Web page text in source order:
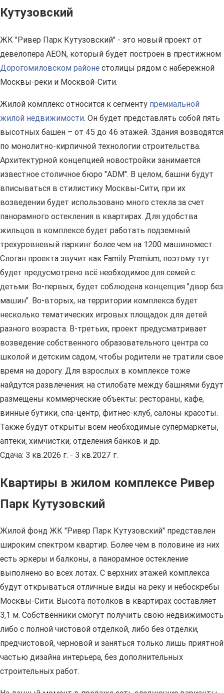
Кутузовский
ЖК "Ривер Парк Кутузовский" - это новый проект от
девелопера AEON, который будет построен в престижном
Дорогомиловском районе столицы рядом с набережной
Москвы-реки и Москвой-Сити.
Жилой комплекс относится к сегменту премиальной
жилой недвижимости. Он будет представлять собой пять
высотных башен – от 45 до 46 этажей. Здания возводятся
по монолитно-кирпичной технологии строительства.
Архитектурной концепцией новостройки занимается
известное столичное бюро "ADM". В целом, башни будут
вписываться в стилистику Москвы-Сити, при их
возведении будет использовано много стекла за счет
панорамного остекления в квартирах. Для удобства
жильцов в комплексе будет работать подземный
трехуровневый паркинг более чем на 1200 машиномест.
Слоган проекта звучит как Family Premium, поэтому тут
будет предусмотрено всё необходимое для семей с
детьми. Во-первых, будет соблюдена концепция "двор без
машин". Во-вторых, на территории комплекса будет
несколько тематических игровых площадок для детей
разного возраста. В-третьих, проект предусматривает
возведение собственного образовательного центра со
школой и детским садом, чтобы родители не тратили свое
время на дорогу. Для взрослых в комплексе тоже
найдутся развлечения: на стилобате между башнями будут
размещены коммерческие объекты: рестораны, кафе,
винные бутики, спа-центр, фитнес-клуб, салоны красоты.
Также будут открыты всем необходимые супермаркеты,
аптеки, химчистки, отделения банков и др.
Сдача: 3 кв.2026 г. - 3 кв.2027 г.
Квартиры в жилом комплексе Ривер
Парк Кутузовский
Жилой фонд ЖК "Ривер Парк Кутузовский" представлен
широким спектром квартир. Более чем в половине из них
есть эркеры и балконы, а панорамное остекление
выполнено во всех лотах. С верхних этажей комплекса
будут открываться отличные виды на реку и небоскребы
Москвы-Сити. Высота потолков в квартирах составляет
3,1 м. Собственники смогут получить свою недвижимость
либо с полной чистовой отделкой, либо без отделки,
предчистовой, черновой и заняться только лишь приятной
частью дизайна интерьера, без дополнительных
строительных работ.